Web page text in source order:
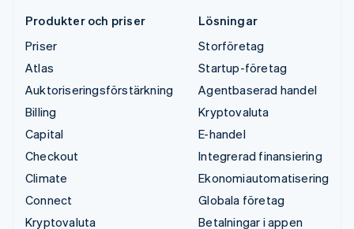
Produkter och priser
Priser
Atlas
Auktoriseringsförstärkning
Billing
Capital
Checkout
Climate
Connect
Kryptovaluta
Lösningar
Storföretag
Startup-företag
Agentbaserad handel
Kryptovaluta
E-handel
Integrerad finansiering
Ekonomiautomatisering
Globala företag
Betalningar i appen